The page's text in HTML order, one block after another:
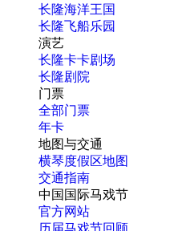
长隆海洋王国
长隆飞船乐园
演艺
长隆卡卡剧场
长隆剧院
门票
全部门票
年卡
地图与交通
横琴度假区地图
交通指南
中国国际马戏节
官方网站
历届马戏节回顾